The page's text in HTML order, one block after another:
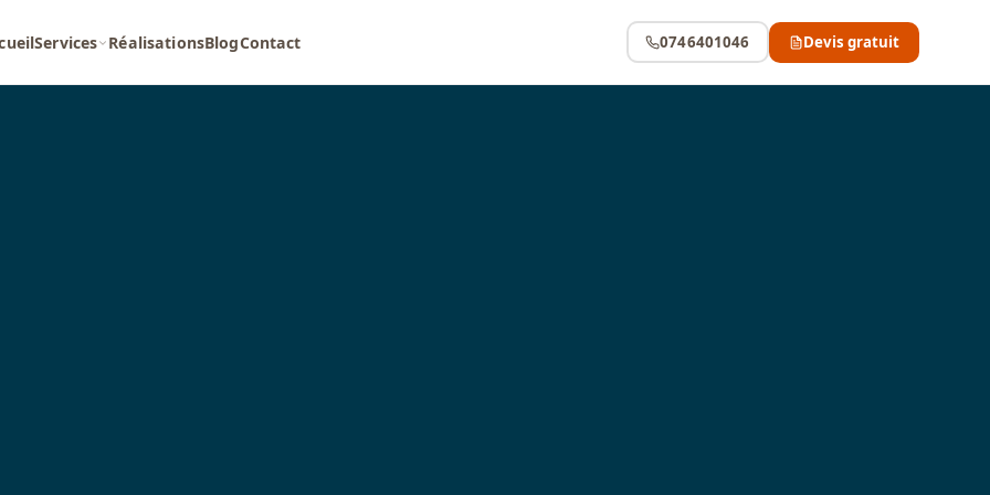
Services RéalisationsBlogContact 0746401046 Devis gratuit